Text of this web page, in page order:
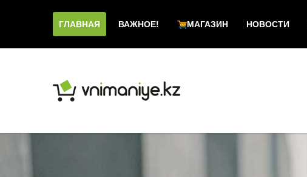
ГЛАВНАЯ ВАЖНОЕ! МАГАЗИН НОВОСТИ